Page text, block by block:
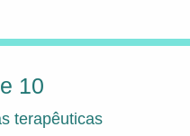
10
terapêuticas